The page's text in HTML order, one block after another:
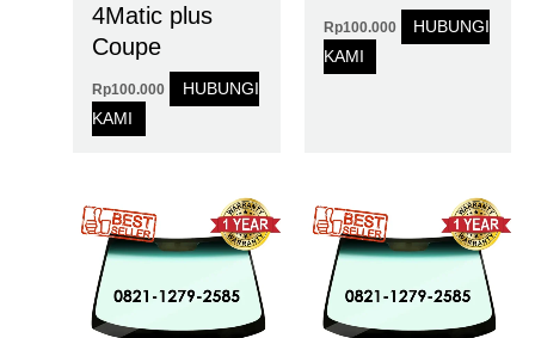
4Matic plus
Coupe
Rp100.000
HUBUNGI
KAMI
Rp100.000
HUBUNGI
KAMI